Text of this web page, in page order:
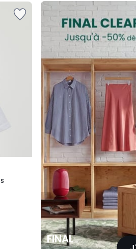
FINAL
FINAL
CLEARANCE